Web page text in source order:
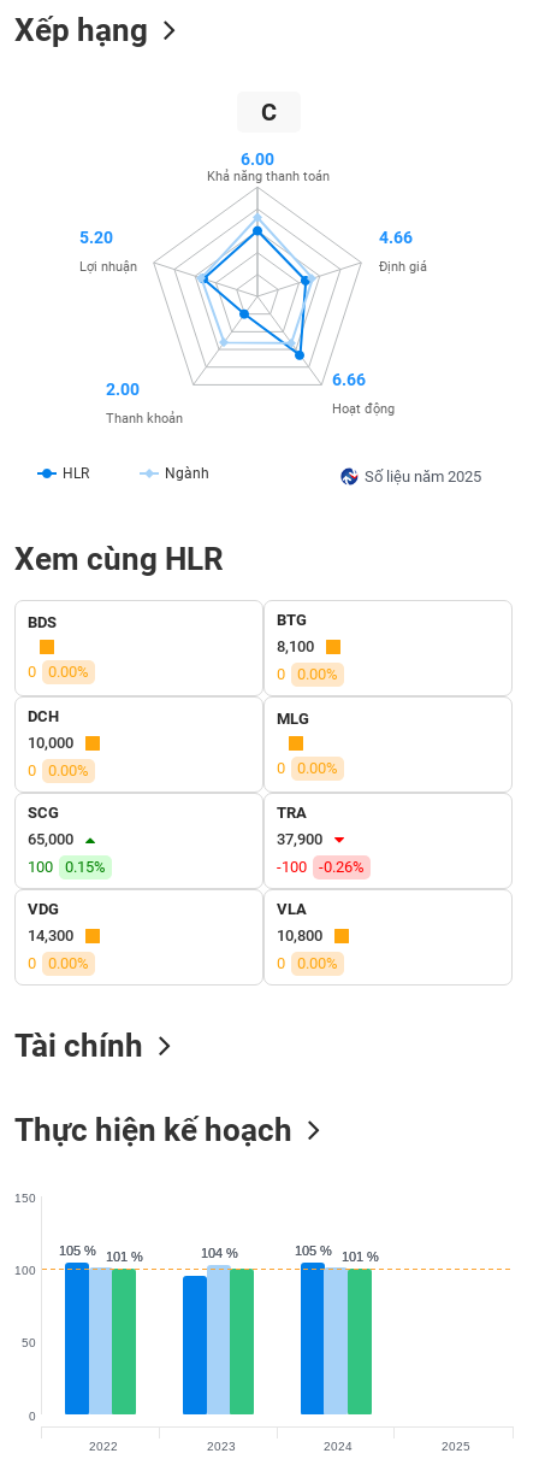
liệu
Xếp hạng
C
Số liệu năm 2025
HLR Ngành
6.00
Khả năng thanh toán
4.66
Định giá
6.66
Hoạt động
2.00
Thanh khoản
5.20
Lợi nhuận
Xem cùng HLR
BDS
0 0.00%
BTG
8,100
0
0.00%
DCH
10,000
0
0.00%
MLG
0 0.00%
SCG
65,000
100
0.15%
TRA
37,900
-100
-0.26%
VDG
14,300
0
0.00%
VLA
10,800
0
0.00%
Tài chính
Thực hiện kế hoạch
105 %
105 % 105 %
105 %
104 %
104 %
101 %
101 % 101 %
101 %
0
50
100
150
2022 2023 2024 2025
SỨC
KHỎE
TÀI
CHÍNH
CÔNG
NGHỆ
THÔNG
TIN
DỊCH
TRUYỀN
THÔNG
TIỆN
ĐỘNG